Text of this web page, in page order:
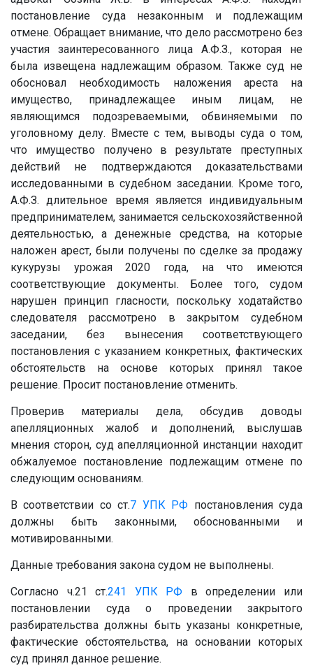
постановление суда незаконным и подлежащим
отмене. Обращает внимание, что дело рассмотрено без
участия заинтересованного лица А.Ф.З., которая не
была извещена надлежащим образом. Также суд не
обосновал необходимость наложения ареста на
имущество, принадлежащее иным лицам, не
являющимся подозреваемыми, обвиняемыми по
уголовному делу. Вместе с тем, выводы суда о том,
что имущество получено в результате преступных
действий не подтверждаются доказательствами
исследованными в судебном заседании. Кроме того,
А.Ф.З. длительное время является индивидуальным
предпринимателем, занимается сельскохозяйственной
деятельностью, а денежные средства, на которые
наложен арест, были получены по сделке за продажу
кукурузы урожая 2020 года, на что имеются
соответствующие документы. Более того, судом
нарушен принцип гласности, поскольку ходатайство
следователя рассмотрено в закрытом судебном
заседании, без вынесения соответствующего
постановления с указанием конкретных, фактических
обстоятельств на основе которых принял такое
решение. Просит постановление отменить.
Проверив материалы дела, обсудив доводы
апелляционных жалоб и дополнений, выслушав
мнения сторон, суд апелляционной инстанции находит
обжалуемое постановление подлежащим отмене по
следующим основаниям.
В соответствии со ст.7 УПК РФ постановления суда
должны быть законными, обоснованными и
мотивированными.
Данные требования закона судом не выполнены.
Согласно ч.21 ст.241 УПК РФ в определении или
постановлении суда о проведении закрытого
разбирательства должны быть указаны конкретные,
фактические обстоятельства, на основании которых
суд принял данное решение.